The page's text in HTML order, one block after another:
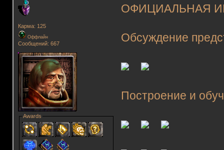
Карма: 125
Оффлайн
Сообщений: 667
Awards
ОФИЦИАЛЬНАЯ
Обсуждение
Построение и